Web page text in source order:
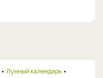
Лунный календарь